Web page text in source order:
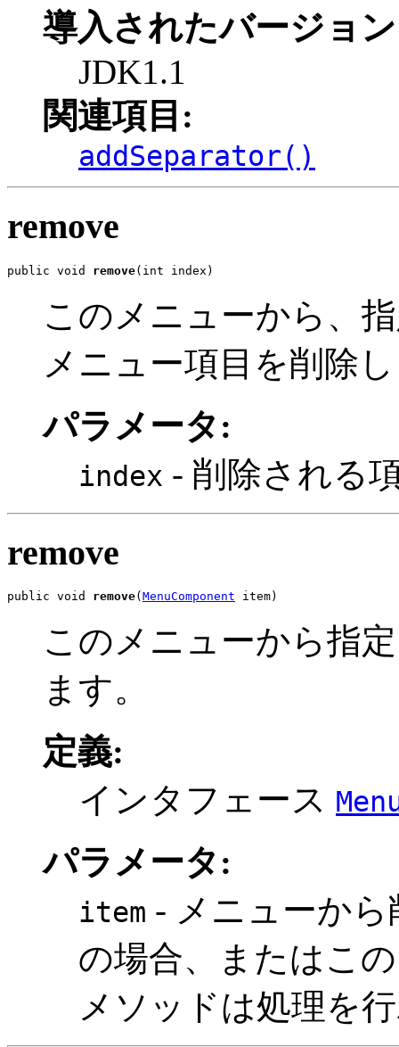
導入されたバージョ
JDK1.1
関連項目:
addSeparator()
remove
public void remove(int index)
このメニューから、
メニュー項目を削除
パラメータ:
index - 削除される
remove
public void remove( MenuComponent item)
このメニューから指
ます。
定義:
インタフェース
パラメータ:
item - メニューか
の場合、またはこ
メソッドは処理を